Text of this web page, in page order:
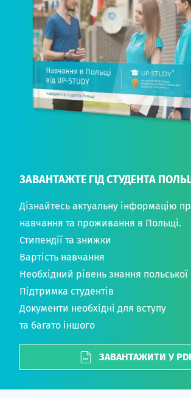
ЗАВАНТАЖТЕ ГІД СТУДЕНТА
Дізнайтесь актуальну інформацію
навчання та проживання в Польщі.
Стипендії та знижки
Вартість навчання
Необхідний рівень знання
Підтримка студентів
Документи необхідні для вступу
та багато іншого
ЗАВАНТАЖИТИ У